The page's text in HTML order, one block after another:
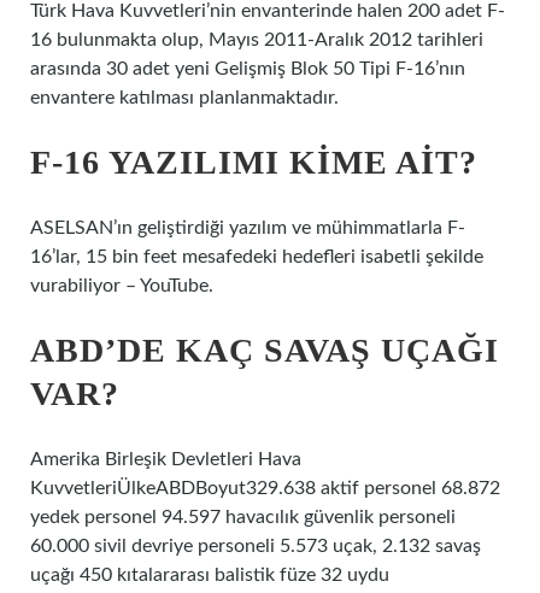
Türk Hava Kuvvetleri’nin envanterinde halen 200 adet F-
16 bulunmakta olup, Mayıs 2011-Aralık 2012 tarihleri ​​
arasında 30 adet yeni Gelişmiş Blok 50 Tipi F-16’nın
envantere katılması planlanmaktadır.
F-16 YAZILIMI KIME AIT?
ASELSAN’ın geliştirdiği yazılım ve mühimmatlarla F-
16’lar, 15 bin feet mesafedeki hedefleri isabetli şekilde
vurabiliyor – YouTube.
ABD’DE KAÇ SAVAŞ UÇAĞI
VAR?
Amerika Birleşik Devletleri Hava
KuvvetleriÜlkeABDBoyut329.638 aktif personel 68.872
yedek personel 94.597 havacılık güvenlik personeli
60.000 sivil devriye personeli 5.573 uçak, 2.132 savaş
uçağı 450 kıtalararası balistik füze 32 uydu